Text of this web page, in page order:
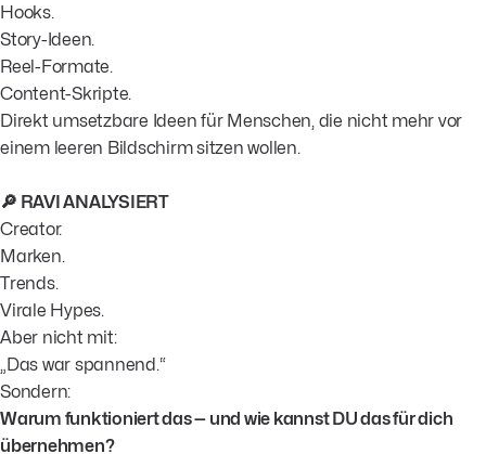
Hooks.
Story-Ideen.
Reel-Formate.
Content-Skripte.
Direkt umsetzbare Ideen für Menschen, die nicht mehr vor
einem leeren Bildschirm sitzen wollen.
🔎 RAVI ANALYSIERT
Creator.
Marken.
Trends.
Virale Hypes.
Aber nicht mit:
„Das war spannend.“
Sondern:
Warum funktioniert das — und wie kannst DU das für dich
übernehmen?